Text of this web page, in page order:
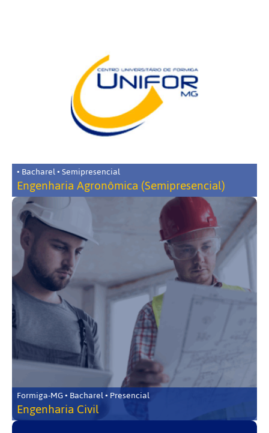
• Bacharel • Semipresencial
Engenharia Agronômica (Semipresencial)
Formiga-MG • Bacharel • Presencial
Engenharia Civil